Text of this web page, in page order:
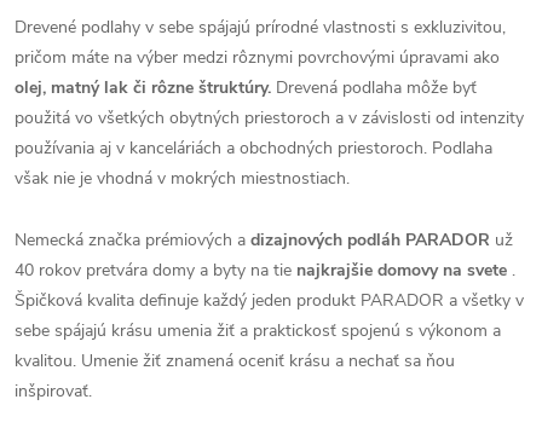
Drevené podlahy v sebe spájajú prírodné vlastnosti s exkluzivitou,
pričom máte na výber medzi rôznymi povrchovými úpravami ako
olej, matný lak či rôzne štruktúry. Drevená podlaha môže byť
použitá vo všetkých obytných priestoroch a v závislosti od intenzity
používania aj v kanceláriách a obchodných priestoroch. Podlaha
však nie je vhodná v mokrých miestnostiach.
Nemecká značka prémiových a dizajnových podláh PARADOR už
40 rokov pretvára domy a byty na tie najkrajšie domovy na svete .
Špičková kvalita definuje každý jeden produkt PARADOR a všetky v
sebe spájajú krásu umenia žiť a praktickosť spojenú s výkonom a
kvalitou. Umenie žiť znamená oceniť krásu a nechať sa ňou
inšpirovať.